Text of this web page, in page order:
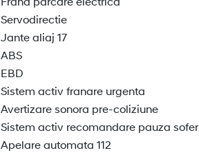
Servodirectie
Jante aliaj 17
ABS
EBD
Sistem activ franare urgenta
Avertizare sonora pre-coliziune
Sistem activ recomandare pauza sofer
Apelare automata 112